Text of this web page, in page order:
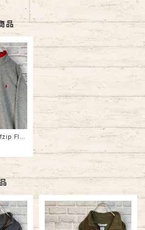
品
Fle
ーフジ
ゴ 刺繍
エット